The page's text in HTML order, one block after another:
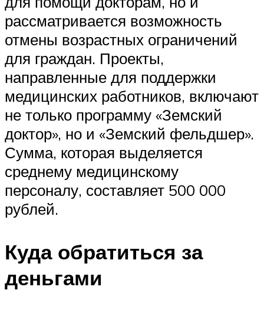
рассматривается возможность
отмены возрастных ограничений
для граждан. Проекты,
направленные для поддержки
медицинских работников, включают
не только программу «Земский
доктор», но и «Земский фельдшер».
Сумма, которая выделяется
среднему медицинскому
персоналу, составляет 500 000
рублей.
Куда обратиться за
деньгами